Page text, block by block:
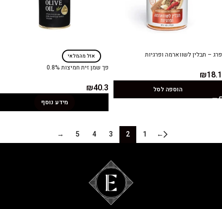
פרג – תבלין לשווארמה ופרגיות
₪18.1
הוספה לסל
אזל מהמלאי
פך שמן זית חמיצות 0.8%
₪40.3
מידע נוסף
←
1
2
3
4
5
→